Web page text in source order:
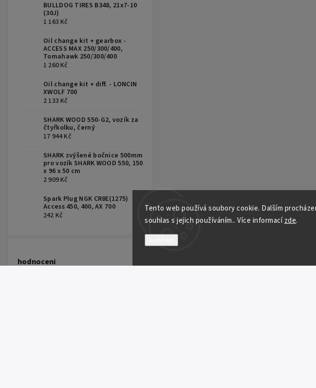
Tento web používá soubory cookie. Dalším
souhlas s jejich používáním.. Více informacízde.
BULLDOG TIRES B348, 21x7-10
(30J)
1 163 Kč
Oil change kit + gearbox -
ACCESS MAX 250/300/400,
Tomahawk 250/300/400
1 260 Kč
Oil change kit + diff. - LONCIN
XWOLF 700
2 133 Kč
SHARK WOOD 550-G2, vozík za
čtyřkolku, černý
17 944 Kč
SHARK zvýšené bočnice 500mm
pro vozík SHARK WOOD 550, 150
x 96 x 50 cm
2 909 Kč
Spark Plug NGK CR8E(1275)
Access 450, 400, AX 700
242 Kč
hodnoceni